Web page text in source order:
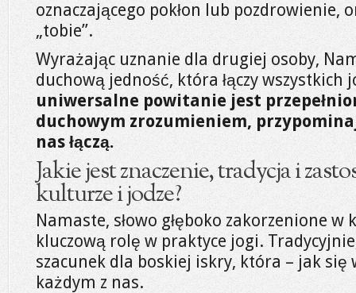
oznaczającego pokłon lub pozdrowienie,
„tobie”.
Wyrażając uznanie dla drugiej osoby,
duchową jedność, która łączy
uniwersalne powitanie jest
duchowym zrozumieniem,
nas łączą.
Jakie jest znaczenie, tradycja i
kulturze i jodze?
Namaste, słowo głęboko zakorzenione
kluczową rolę w praktyce jogi.
szacunek dla boskiej iskry, która – jak się
każdym z nas.